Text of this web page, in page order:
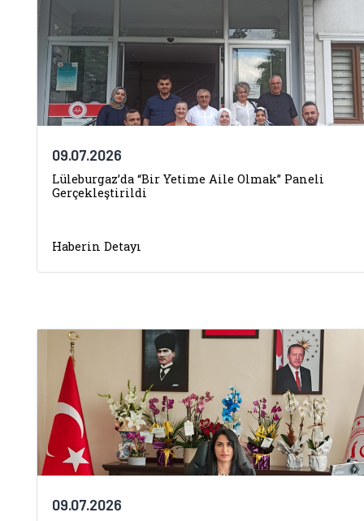
09.07.2026
Lüleburgaz’da “Bir Yetime Aile Olmak” Paneli
Gerçekleştirildi
Haberin Detayı
09.07.2026